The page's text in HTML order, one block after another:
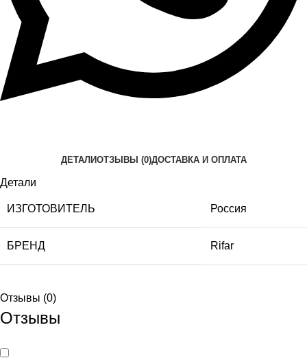
ДЕТАЛИОТЗЫВЫ (0)ДОСТАВКА И ОПЛАТА
Детали
ИЗГОТОВИТЕЛЬ Россия
БРЕНД Rifar
Отзывы (0)
Отзывы